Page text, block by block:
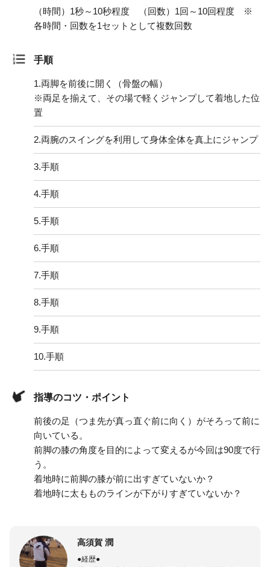
（時間）1秒～10秒程度 （回数）1回～10回程度 ※
各時間・回数を1セットとして複数回数
手順
1.両脚を前後に開く（骨盤の幅）
※両足を揃えて、その場で軽くジャンプして着地した位
置
2.両腕のスイングを利用して身体全体を真上にジャンプ
3.手順
4.手順
5.手順
6.手順
7.手順
8.手順
9.手順
10.手順
指導のコツ・ポイント
前後の足（つま先が真っ直ぐ前に向く）がそろって前に
向いている。
前脚の膝の角度を目的によって変えるが今回は90度で行
う。
着地時に前脚の膝が前に出すぎていないか？
着地時に太もものラインが下がりすぎていないか？
高須賀 潤
●経歴●